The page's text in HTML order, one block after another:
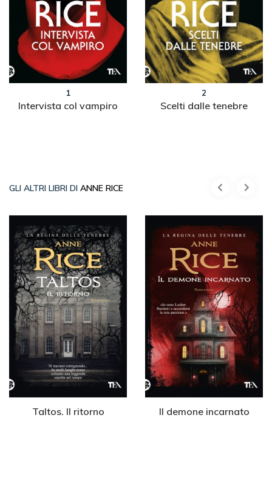
1
Intervista col vampiro
2
Scelti dalle tenebre
GLI ALTRI LIBRI DI ANNE RICE
Taltos. Il ritorno Il demone incarnato